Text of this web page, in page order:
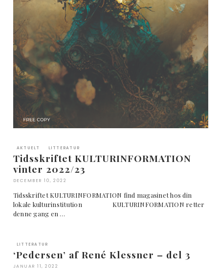
AKTUELT LITTERATUR
Tidsskriftet KULTURINFORMATION
vinter 2022/23
DECEMBER 10, 2022
Tidsskriftet KULTURINFORMATION find magasinet hos din
lokale kulturinstitution KULTURINFORMATION retter
denne gang en …
LITTERATUR
‘Pedersen’ af René Klessner – del 3
JANUAR 11, 2022